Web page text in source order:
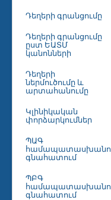
Դեղերի գրանցումը
Դեղերի գրանցումը
ըստ ԵԱՏՄ
կանոնների
Դեղերի
ներմուծումը և
արտահանումը
Կլինիկական
փորձարկումներ
ՊԱԳ
գնահատում
ՊԲԳ
գնահատում